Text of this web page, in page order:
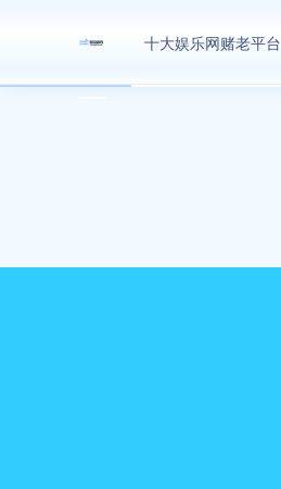
网上十大娱乐
十大娱乐网赌老平台